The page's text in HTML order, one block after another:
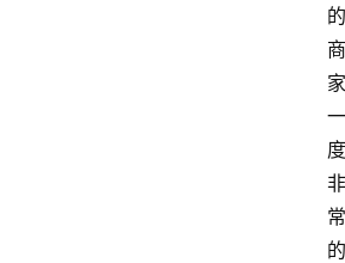
的
商
家
一
度
非
常
的